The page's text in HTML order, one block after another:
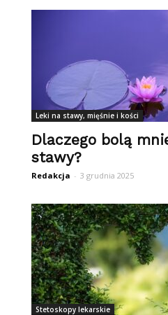
Leki na stawy, mięśnie i kości
Dlaczego bolą
stawy?
Redakcja - 3 grudnia 2025
Stetoskopy lekarskie